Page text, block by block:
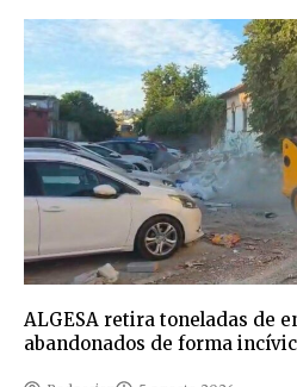
ALGESA retira toneladas de
abandonados de forma